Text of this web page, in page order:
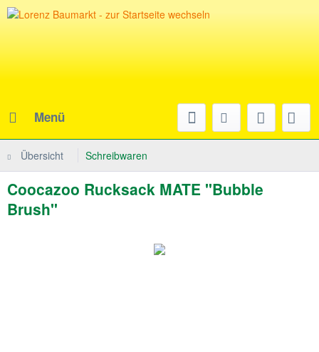
Menü
Übersicht Schreibwaren
Coocazoo Rucksack MATE "Bubble
Brush"